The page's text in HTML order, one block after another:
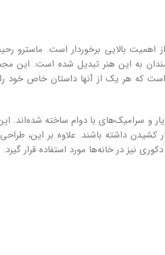
بالایی برخوردار است. ماسترو
به این هنر تبدیل شده است. این
است که هر یک از آنها داستان خاص خود را
و سرامیک‌های با دوام ساخته شده‌اند.
کشیدن داشته باشند. علاوه بر این،
نیز در خانه‌ها مورد استفاده قرار گیرد.